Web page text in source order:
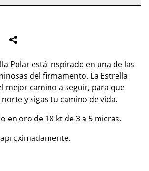
Polar está inspirado en una de las
del firmamento. La Estrella
mejor camino a seguir, para que
y sigas tu camino de vida.
en oro de 18 kt de 3 a 5 micras.